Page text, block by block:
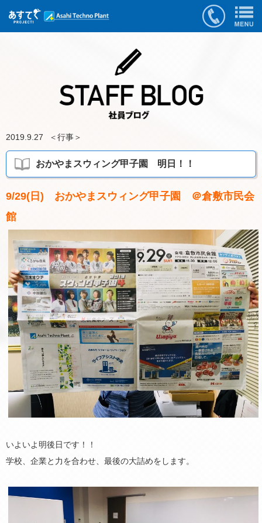
2019.9.27 ＜行事＞
おかやまスウィング甲子園 明日！！
9/29(日) おかやまスウィング甲子園 ＠倉敷市民会
館
いよいよ明後日です！！
学校、企業と力を合わせ、最後の大詰めをします。